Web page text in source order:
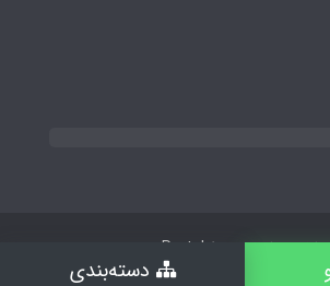
ساخت سایت توسط Portal